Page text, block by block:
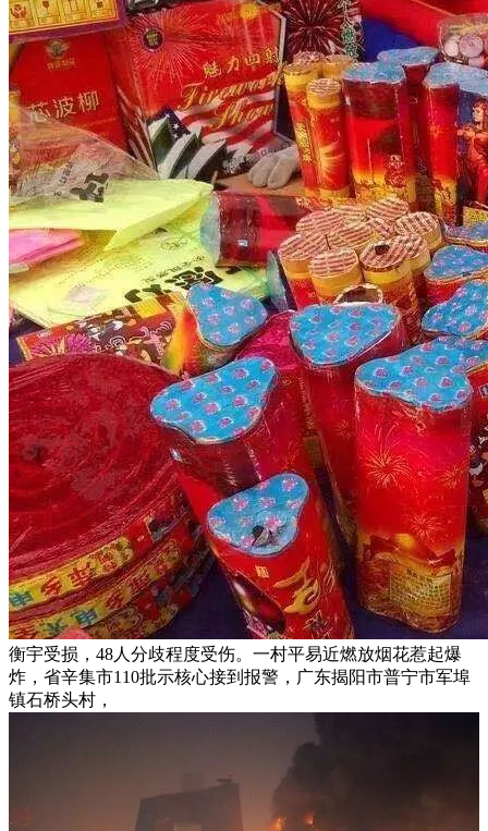
衡宇受损，48人分歧程度受伤。一村平易近燃放烟花惹起爆
炸，省辛集市110批示核心接到报警，广东揭阳市普宁市军埠
镇石桥头村，